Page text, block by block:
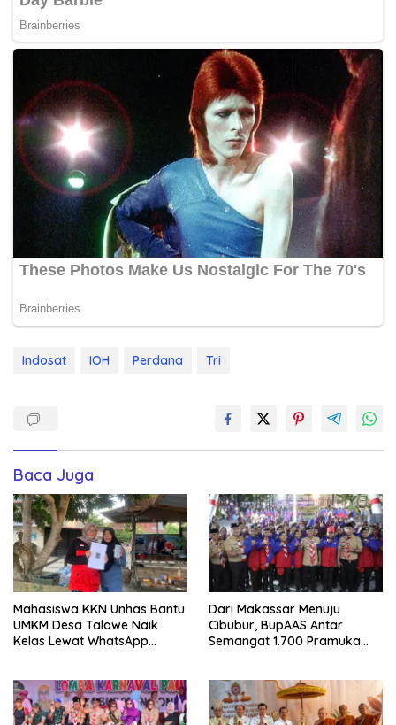
Indosat IOH Perdana Tri
Baca Juga
Mahasiswa KKN Unhas Bantu
UMKM Desa Talawe Naik
Kelas Lewat WhatsApp
Dari Makassar Menuju
Cibubur, BupAAS Antar
Semangat 1.700 Pramuka